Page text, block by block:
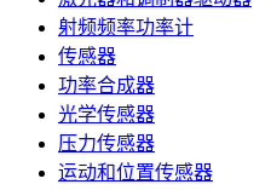
射频频率功率计
传感器
功率合成器
光学传感器
压力传感器
运动和位置传感器